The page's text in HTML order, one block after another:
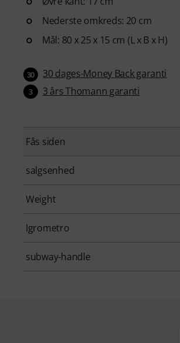
Nederste omkreds: 20 cm
Mål: 80 x 25 x 15 cm (L x B x H)
30 30 dages-Money Back garanti
3 3 års Thomann garanti
Fås siden
salgsenhed
Weight
Igrometro
subway-handle